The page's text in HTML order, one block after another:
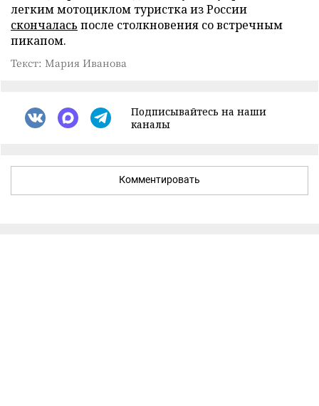
легким мотоциклом туристка из России
скончалась после столкновения со встречным
пикапом.
Текст: Мария Иванова
Подписывайтесь на наши
каналы
Комментировать